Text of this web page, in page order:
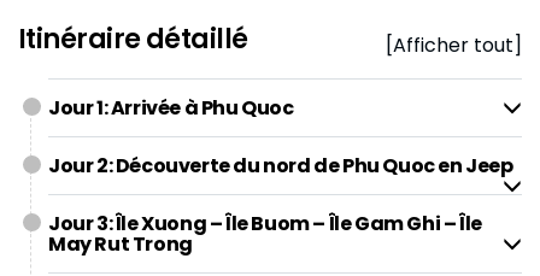
Itinéraire détaillé [Afficher tout]
Jour 1: Arrivée à Phu Quoc
Jour 2: Découverte du nord de Phu Quoc en Jeep
Jour 3: Île Xuong – Île Buom – Île Gam Ghi – Île
May Rut Trong